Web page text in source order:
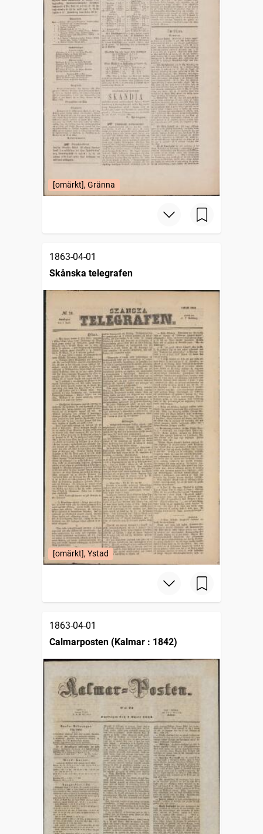
[omärkt], Gränna
1863-04-01
Skånska telegrafen
[omärkt], Ystad
1863-04-01
Calmarposten (Kalmar : 1842)